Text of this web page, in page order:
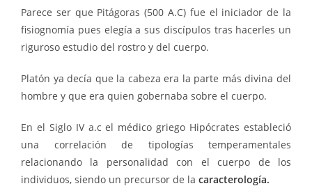
Parece ser que Pitágoras (500 A.C) fue el iniciador de la
fisiognomía pues elegía a sus discípulos tras hacerles un
riguroso estudio del rostro y del cuerpo.
Platón ya decía que la cabeza era la parte más divina del
hombre y que era quien gobernaba sobre el cuerpo.
En el Siglo IV a.c el médico griego Hipócrates estableció
una correlación de tipologías temperamentales
relacionando la personalidad con el cuerpo de los
individuos, siendo un precursor de la caracterología.